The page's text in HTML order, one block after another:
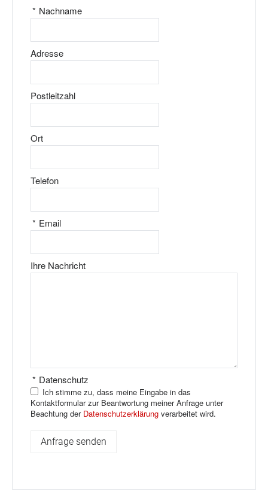
Nachname
*
Adresse
Postleitzahl
Ort
Telefon
Email
*
Ihre Nachricht
Datenschutz
*
Ich stimme zu, dass meine Eingabe in das
Kontaktformular zur Beantwortung meiner Anfrage unter
Beachtung der Datenschutzerklärung verarbeitet wird.